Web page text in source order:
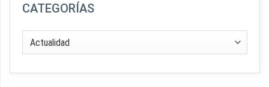
CATEGORÍAS